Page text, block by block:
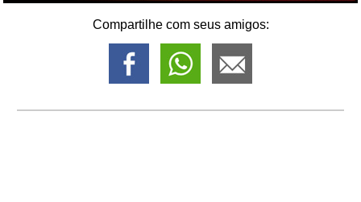
Compartilhe com seus amigos: